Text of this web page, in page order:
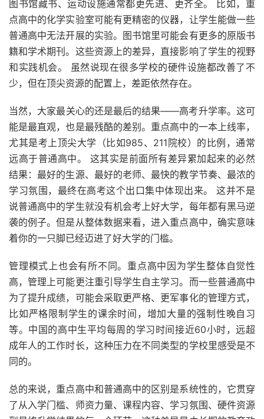
图书馆藏书、运动设施通常都更先进、更齐全。 比如，重
点高中的化学实验室可能有更精密的仪器，让学生能做一些
普通高中无法开展的实验。图书馆里可能会有更多的原版书
籍和学术期刊。这些资源上的差异，直接影响了学生的视野
和实践机会。 虽然说现在很多学校的硬件设施都改善了不
少，但在顶尖资源的配置上，差距依然存在。
当然，大家最关心的还是最后的结果——高考升学率。这可
能是最直观，也是最残酷的差别。重点高中的一本上线率，
尤其是考上顶尖大学（比如985、211院校）的比例，通常
远高于普通高中。 这其实是前面所有差异累加起来的必然
结果：最好的生源、最好的老师、最快的教学节奏、最浓的
学习氛围，最终在高考这个出口集中体现出来。 这并不是
说普通高中的学生就没有机会考上好大学，每年都有黑马逆
袭的例子。但是从整体数据来看，进入重点高中，确实意味
着你的一只脚已经迈进了好大学的门槛。
管理模式上也会有所不同。重点高中因为学生整体自觉性
高，管理上可能更注重引导学生自主学习。而一些普通高中
为了提升成绩，可能会采取更严格、更军事化的管理方式，
比如严格限制学生的课余时间，增加大量的强制性晚自习
等。中国的高中生平均每周的学习时间接近60小时，远超
成年人的工作时长，这种压力在不同类型的学校里感受是不
同的。
总的来说，重点高中和普通高中的区别是系统性的，它贯穿
了从入学门槛、师资力量、课程内容、学习氛围、硬件资源